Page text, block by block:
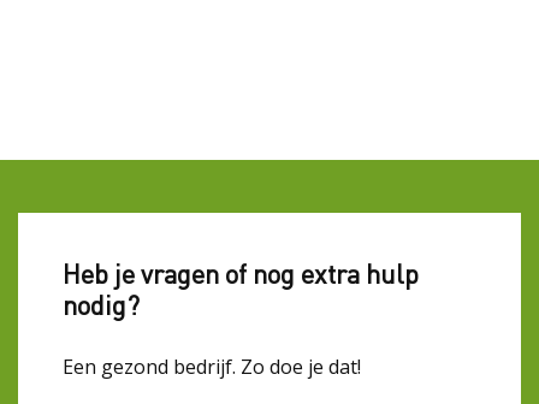
Heb je vragen of nog extra hulp
nodig?
Een gezond bedrijf. Zo doe je dat!